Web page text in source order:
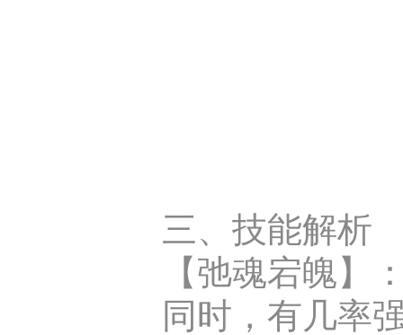
三、技能解析
【弛魂宕魄】
同时，有几率